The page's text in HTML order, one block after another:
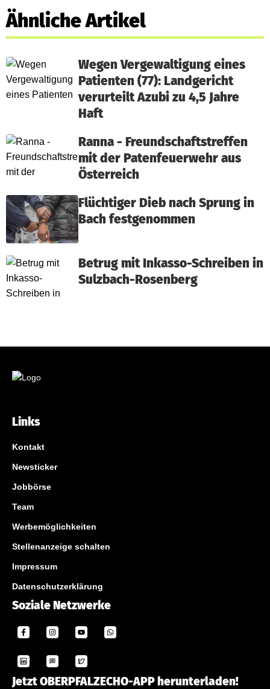
Ähnliche Artikel
Wegen Vergewaltigung eines
Patienten (77): Landgericht
verurteilt Azubi zu 4,5 Jahre
Haft
Ranna - Freundschaftstreffen
mit der Patenfeuerwehr aus
Österreich
Flüchtiger Dieb nach Sprung in
Bach festgenommen
Betrug mit Inkasso-Schreiben in
Sulzbach-Rosenberg
Links
Kontakt
Newsticker
Jobbörse
Team
Werbemöglichkeiten
Stellenanzeige schalten
Impressum
Datenschutzerklärung
Soziale Netzwerke
Jetzt OBERPFALZECHO-APP herunterladen!